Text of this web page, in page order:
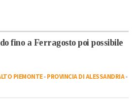
fino a Ferragosto poi possibile
PIEMONTE-PROVINCIA DI ALESSANDRIA-